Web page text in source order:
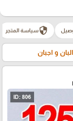
securityسياسة المتجر
و اجبان